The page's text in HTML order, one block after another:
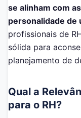
se alinham com
personalidade de
profissionais de
sólida para
planejamento de
Qual a
para o RH?